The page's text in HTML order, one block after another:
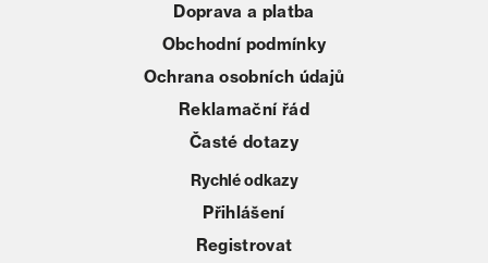
Doprava a platba
Obchodní podmínky
Ochrana osobních údajů
Reklamační řád
Časté dotazy
Rychlé odkazy
Přihlášení
Registrovat